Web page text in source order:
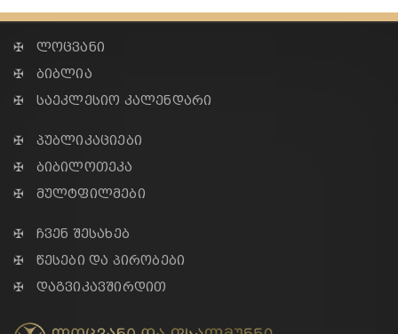
✠ ლოცვანი
✠ ბიბლია
✠ საეკლესიო კალენდარი
✠ პუბლიკაციები
✠ ბიბილოთეკა
✠ მულტფილმები
✠ ჩვენ შესახებ
✠ წესები და პირობები
✠ დაგვიკავშირდით